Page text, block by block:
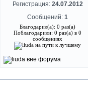
Регистрация: 24.07.2012
Сообщений: 1
Благодарил(а): 0 раз(а)
Поблагодарили: 0 раз(а) в 0
сообщениях